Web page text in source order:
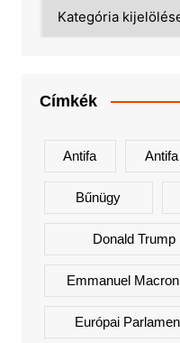
Címkék
Antifa
Bűnügy
Donald Trump
Emmanuel Macron
Európai